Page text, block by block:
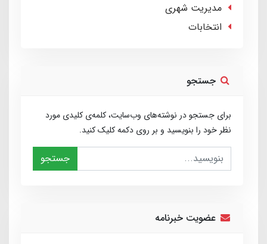
مدیریت شهری
انتخابات
جستجو
برای جستجو در نوشته‌های وب‌سایت، کلمه‌ی کلیدی مورد
نظر خود را بنویسید و بر روی دکمه کلیک کنید.
جستجو
عضویت خبرنامه